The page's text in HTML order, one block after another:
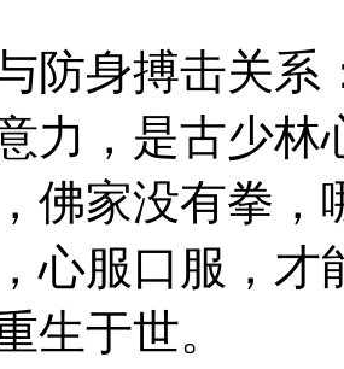
身搏击关系
力，是古少林
佛家没有拳，
心服口服，才
生于世。